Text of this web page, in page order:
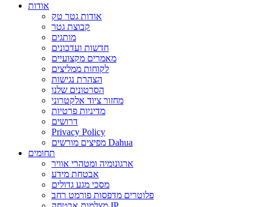
אודות
אודות גטר טק
קבוצת גטר
מותגים
חדשות ועדכונים
מאמרים מקצועיים
לקוחות ממליצים
הצהרת נגישות
הסרטונים שלנו
מחזור ציוד אלקטרוני
מדיניות פרטיות
דרושים
Privacy Policy
מפיצים מורשים Dahua
תחומים
ארגונומיה ומטהרי אוויר
אבטחת מידע
מסכי מגע גדולים
פלוטרים מדפסות פורמט רחב